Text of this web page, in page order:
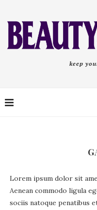
keep
Lorem ipsum dolor sit
Aenean commodo ligula
sociis natoque penatibus